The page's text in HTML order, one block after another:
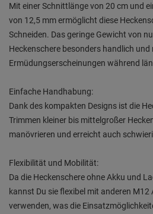
Mit einer Schnittlänge von 20 cm und
von 12,5 mm ermöglicht diese
Schneiden. Das geringe Gewicht von
Heckenschere besonders handlich und
Ermüdungserscheinungen während
Einfache Handhabung:
Dank des kompakten Designs ist die
Trimmen kleiner bis mittelgroßer
manövrieren und erreicht auch
Flexibilität und Mobilität:
Da die Heckenschere ohne Akku und
kannst Du sie flexibel mit anderen M12
verwenden, was die